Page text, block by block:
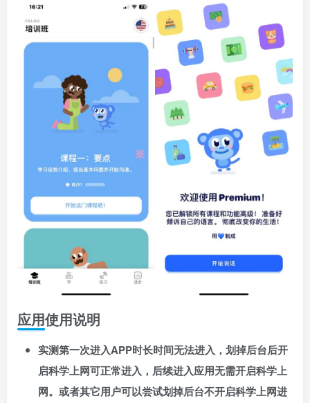
应用使用说明
实测第一次进入APP时长时间无法进入，划掉后台后开
启科学上网可正常进入，后续进入应用无需开启科学上
网。或者其它用户可以尝试划掉后台不开启科学上网进